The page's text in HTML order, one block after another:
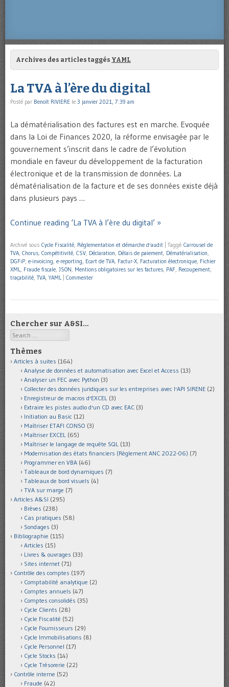
Archives des articles taggés YAML
La TVA à l’ère du digital
Posté par Benoît RIVIERE le 3 janvier 2021, 7:39 am
La dématérialisation des factures est en marche. Evoquée
dans la Loi de Finances 2020, la réforme envisagée par le
gouvernement s’inscrit dans le cadre de l’évolution
mondiale en faveur du développement de la facturation
électronique et de la transmission de données. La
dématérialisation de la facture et de ses données existe déjà
dans plusieurs pays …
Continue reading ‘La TVA à l’ère du digital’ »
Archivé sous Cycle Fiscalité, Réglementation et démarche d'audit Taggé Carrousel de
TVA, Chorus, Compétitivité, CSV, Déclaration, Délais de paiement, Dématérialisation,
DGFiP, e-invoicing, e-reporting, Ecart de TVA, Factur-X, Facturation électronique, Fichier
XML, Fraude fiscale, JSON, Mentions obligatoires sur les factures, PAF, Recoupement,
traçabilité, TVA,YAML Commenter
Chercher sur A&SI…
Search
Thèmes
Articles à suites (164)
Analyse de données et automatisation avec Excel et Access (13)
Analyser un FEC avec Python (3)
Collecter des données juridiques sur les entreprises avec l'API SIRENE (2)
Enregistreur de macros d'EXCEL (3)
Extraire les pistes audio d'un CD avec EAC (3)
Initiation au Basic (12)
Maîtriser ETAFI CONSO (3)
Maîtriser EXCEL (65)
Maîtriser le langage de requête SQL (13)
Modernisation des états financiers (Règlement ANC 2022-06) (7)
Programmer en VBA (46)
Tableaux de bord dynamiques (7)
Tableaux de bord visuels (4)
TVA sur marge (7)
Articles A&SI (295)
Brèves (238)
Cas pratiques (58)
Sondages (3)
Bibliographie (115)
Articles (15)
Livres & ouvrages (33)
Sites internet (71)
Contrôle des comptes (197)
Comptabilité analytique (2)
Comptes annuels (47)
Comptes consolidés (35)
Cycle Clients (28)
Cycle Fiscalité (52)
Cycle Fournisseurs (29)
Cycle Immobilisations (8)
Cycle Personnel (17)
Cycle Stocks (14)
Cycle Trésorerie (22)
Contrôle interne (52)
Fraude (42)